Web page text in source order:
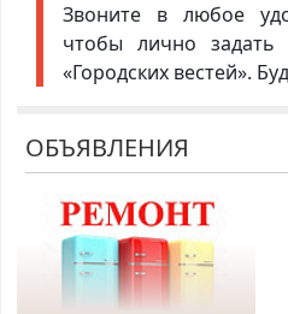
Звоните в любое
чтобы лично задать
«Городских вестей».
ОБЪЯВЛЕНИЯ